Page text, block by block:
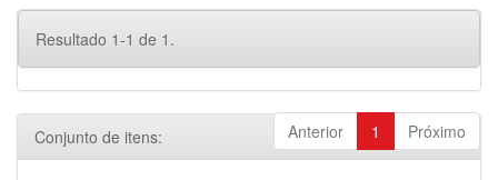
Resultado 1-1 de 1.
Anterior 1 Próximo
Conjunto de itens: